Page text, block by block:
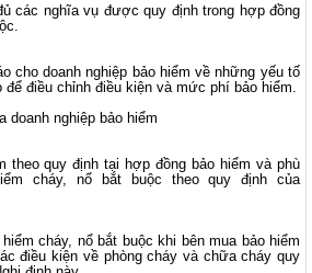
các nghĩa vụ được quy định trong hợp đồng
cho doanh nghiệp bảo hiểm về những yếu tố
để điều chỉnh điều kiện và mức phí bảo hiểm.
doanh nghiệp bảo hiểm
theo quy định tại hợp đồng bảo hiểm và phù
cháy, nổ bắt buộc theo quy định của
cháy, nổ bắt buộc khi bên mua bảo hiểm
điều kiện về phòng cháy và chữa cháy quy